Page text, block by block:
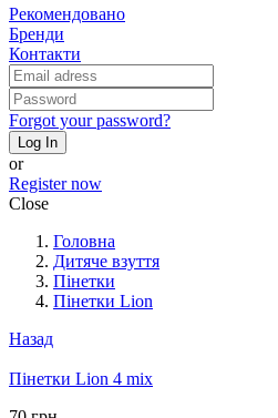
Рекомендовано
Бренди
Контакти
Forgot your password?
Log In
or
Register now
Close
Головна
Дитяче взуття
Пінетки
Пінетки Lion
Назад
Пінетки Lion 4 mix